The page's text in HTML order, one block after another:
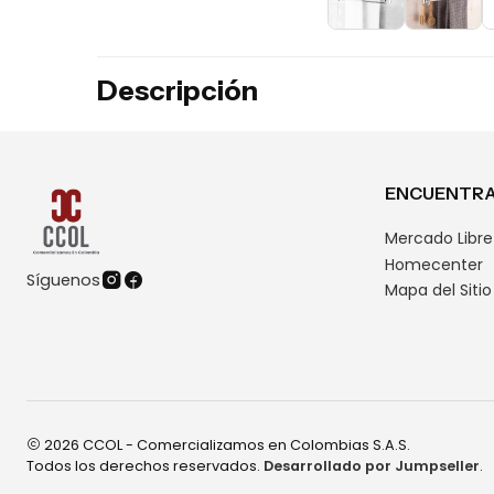
Descripción
Síguenos
Mercado Libre
Homecenter
Mapa del Sitio
2026 CCOL - Comercializamos en Colombias S.A.S.
Todos los derechos reservados. Desarrollado por Jumpseller.